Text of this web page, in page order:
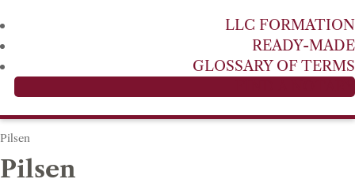
LLC FORMATION
READY-MADE
GLOSSARY OF TERMS
Pilsen
Pilsen